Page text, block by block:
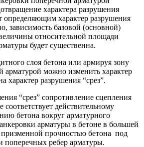
характера разрушения
определяющим характер разрушения
зависимость базовой (основной)
относительной площади
будет существенна.
слоя бетона или армируя зону
арматурой можно изменить характер
характер разрушения “срез”.
“срез” сопротивление сцепления
действительному
бетона вокруг арматурного
арматуры в бетоне в большей
призменной прочностью бетона под
ребер арматуры.